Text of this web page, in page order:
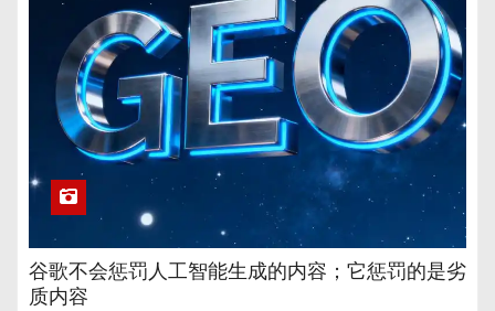
谷歌不会惩罚人工智能生成的内容；它惩罚的是劣
质内容